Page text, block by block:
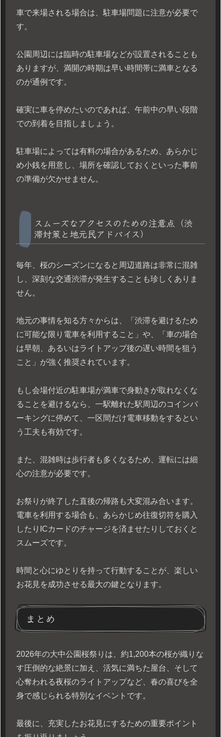
車で来場される場合は、駐車場問題に注意が必要で
す。
公園周辺には臨時の駐車場などが設置されることも
ありますが、満開の時期は早い時間帯に満車となる
のが通例です。
確実に車を停めたいのであれば、午前中の早い段階
での到着を目指しましょう。
駐車場によっては有料の場合があるため、あらかじ
め小銭を用意し、場所を確認しておくといった事前
の準備が欠かせません。
スムーズなアクセスのための注意点（渋
滞対策と地元民アドバイス）
毎年、桜のシーズンになると周辺道路は非常に混雑
し、深刻な交通渋滞が発生することも珍しくありま
せん。
地元の事情を知る方々からは、「渋滞を避けるため
に可能な限り電車を利用すること」や、「車の場合
は早朝、あるいはライトアップ後の遅い時間を狙う
こと」が強く推奨されています。
もし会場付近の駐車場が満車で身動きが取れなくな
ることを避けるなら、一駅離れた駅周辺のコインパ
ーキングに停めて、一区間だけ電車移動をするとい
う工夫も有効です。
また、混雑時は歩行者も多くなるため、運転には細
心の注意が必要です。
お祭りが終了した直後の帰路も大変混み合います。
電車を利用する場合も、あらかじめ往復切符を購入
したりICカードのチャージを済ませたりしておくと
スムーズです。
時間と心にゆとりを持って行動することが、楽しい
お花見を成功させる最大の鍵となります。
まとめ
2026年の大中公園桜祭りは、約1,200本の桜が織りな
す圧倒的な絶景に加え、活気に満ちた屋台、そして
心奪われる夜桜のライトアップなど、春の喜びを全
身で感じられる特別なイベントです。
最後に、充実したお花見にするための重要ポイント